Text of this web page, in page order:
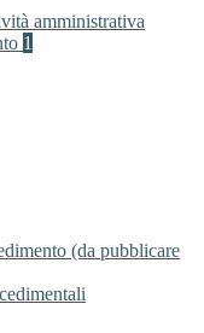
amministrativa
1
(da pubblicare